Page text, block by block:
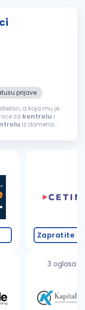
prijave
a koja mu je
za kontrolu i
iz domena
Zapratite
3 oglasa